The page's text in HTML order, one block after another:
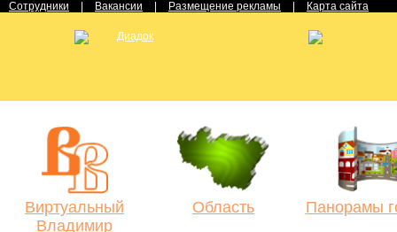
Сотрудники Вакансии Размещение рекламы Карта сайта
Виртуальный
Владимир
Область Панорамы